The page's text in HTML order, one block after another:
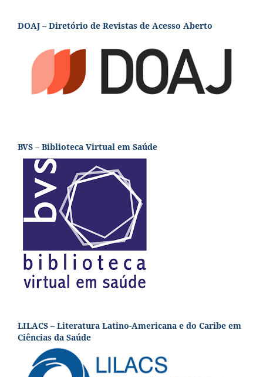
DOAJ – Diretório de Revistas de Acesso Aberto
BVS – Biblioteca Virtual em Saúde
LILACS – Literatura Latino-Americana e do Caribe em
Ciências da Saúde